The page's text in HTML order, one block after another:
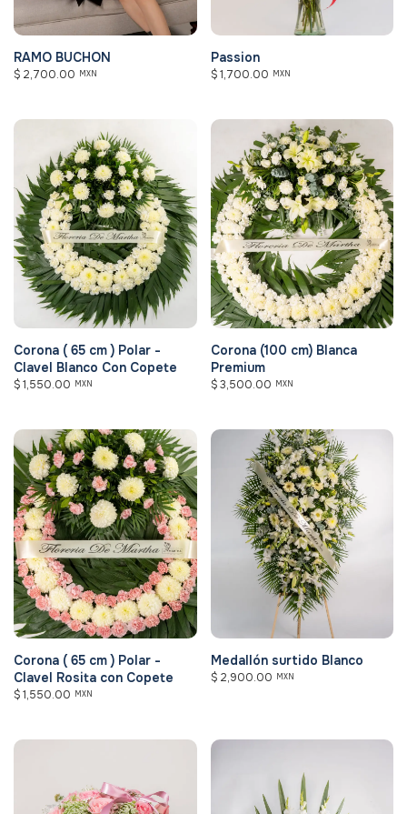
RAMO BUCHON
$ 2,700.00 MXN
Passion
$1,700.00 MXN
Corona ( 65 cm ) Polar -
Clavel Blanco Con Copete
$1,550.00 MXN
Corona (100 cm) Blanca
Premium
$3,500.00 MXN
Corona ( 65 cm ) Polar -
Clavel Rosita con Copete
$1,550.00 MXN
Medallón surtido Blanco
$ 2,900.00 MXN